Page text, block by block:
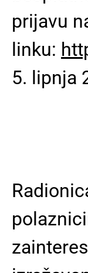
prijavu
linku:
5. lipnja